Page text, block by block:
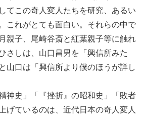
てこの奇人変人たちを研究、あるい
これがとても面白い。それらの中で
親子、尾崎谷斎と紅葉親子等に触れ
さしは、山口昌男を「興信所みた
山口は「興信所より僕のほうが詳し
神史」「『挫折』の昭和史」「敗者
げているのは、近代日本の奇人変人